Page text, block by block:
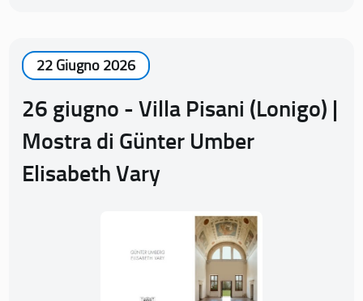
22 Giugno 2026
26 giugno - Villa Pisani (Lonigo) |
Mostra di Günter Umber
Elisabeth Vary